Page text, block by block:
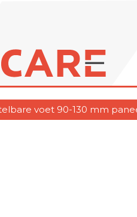
voet 90-130 mm